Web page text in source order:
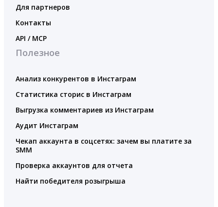
Для партнеров
Контакты
API / MCP
Полезное
Анализ конкурентов в Инстаграм
Статистика сторис в Инстаграм
Выгрузка комментариев из Инстаграм
Аудит Инстаграм
Чекап аккаунта в соцсетях: зачем вы платите за
SMM
Проверка аккаунтов для отчета
Найти победителя розыгрыша